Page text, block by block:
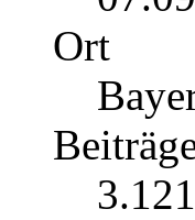
Ort
3.121